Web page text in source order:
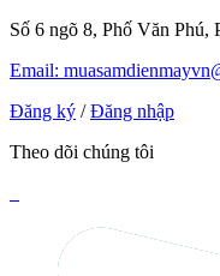
Số 6 ngõ 8, Phố Văn
Email:
Đăng ký / Đăng nhập
Theo dõi chúng tôi